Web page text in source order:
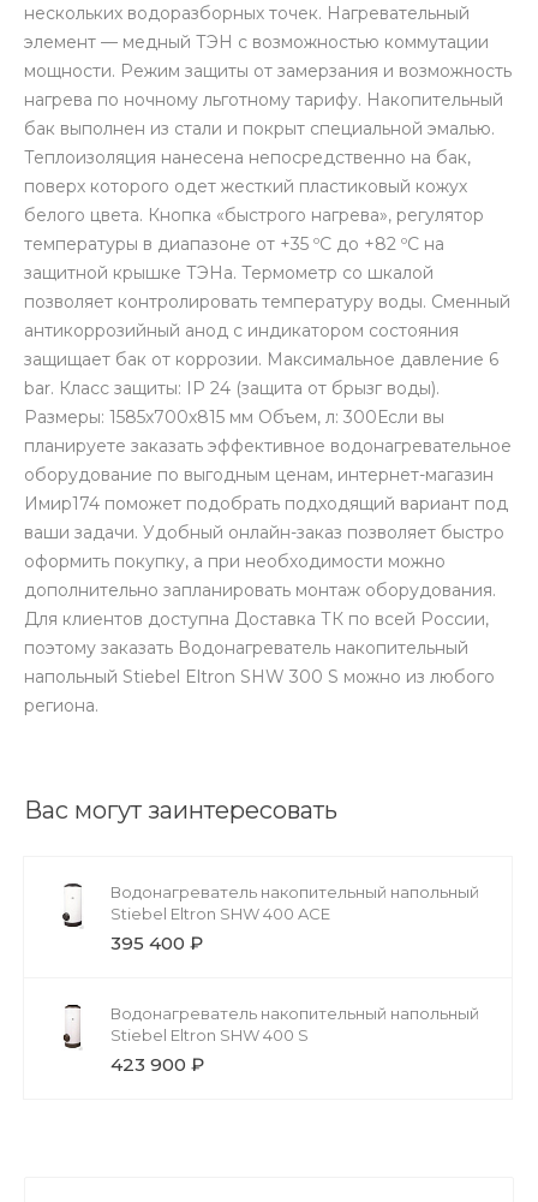
нескольких водоразборных точек. Нагревательный
элемент — медный ТЭН с возможностью коммутации
мощности. Режим защиты от замерзания и возможность
нагрева по ночному льготному тарифу. Накопительный
бак выполнен из стали и покрыт специальной эмалью.
Теплоизоляция нанесена непосредственно на бак,
поверх которого одет жесткий пластиковый кожух
белого цвета. Кнопка «быстрого нагрева», регулятор
температуры в диапазоне от +35 ºС до +82 ºС на
защитной крышке ТЭНа. Термометр со шкалой
позволяет контролировать температуру воды. Сменный
антикоррозийный анод с индикатором состояния
защищает бак от коррозии. Максимальное давление 6
bar. Класс защиты: IP 24 (защита от брызг воды).
Размеры: 1585х700х815 мм Объем, л: 300Если вы
планируете заказать эффективное водонагревательное
оборудование по выгодным ценам, интернет-магазин
Имир174 поможет подобрать подходящий вариант под
ваши задачи. Удобный онлайн-заказ позволяет быстро
оформить покупку, а при необходимости можно
дополнительно запланировать монтаж оборудования.
Для клиентов доступна Доставка ТК по всей России,
поэтому заказать Водонагреватель накопительный
напольный Stiebel Eltron SHW 300 S можно из любого
региона.
Вас могут заинтересовать
Водонагреватель накопительный напольный
Stiebel Eltron SHW 400 ACE
395 400 ₽
Водонагреватель накопительный напольный
Stiebel Eltron SHW 400 S
423 900 ₽